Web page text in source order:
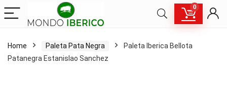
0
Home Paleta Pata Negra
Paleta Iberica Bellota
Patanegra Estanislao Sanchez